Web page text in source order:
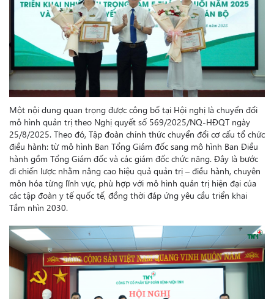
Một nội dung quan trọng được công bố tại Hội nghị là chuyển đổi
mô hình quản trị theo Nghị quyết số 569/2025/NQ-HĐQT ngày
25/8/2025. Theo đó, Tập đoàn chính thức chuyển đổi cơ cấu tổ chức
điều hành: từ mô hình Ban Tổng Giám đốc sang mô hình Ban Điều
hành gồm Tổng Giám đốc và các giám đốc chức năng. Đây là bước
đi chiến lược nhằm nâng cao hiệu quả quản trị – điều hành, chuyên
môn hóa từng lĩnh vực, phù hợp với mô hình quản trị hiện đại của
các tập đoàn y tế quốc tế, đồng thời đáp ứng yêu cầu triển khai
Tầm nhìn 2030.